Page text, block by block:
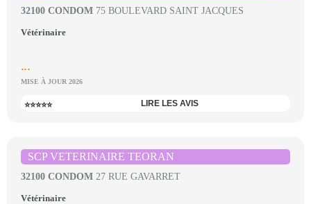
32100 CONDOM 75 BOULEVARD SAINT JACQUES
Vétérinaire
...
MISE À JOUR 2026
⭐⭐⭐⭐⭐ LIRE LES AVIS
SCP VETERINAIRE TEORAN
32100 CONDOM 27 RUE GAVARRET
Vétérinaire